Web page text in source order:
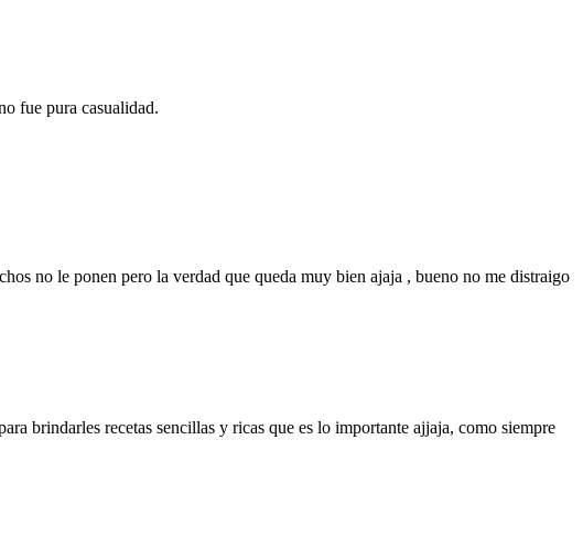
fue pura casualidad.
no le ponen pero la verdad que queda muy bien ajaja , bueno no me distraigo
brindarles recetas sencillas y ricas que es lo importante ajjaja, como siempre